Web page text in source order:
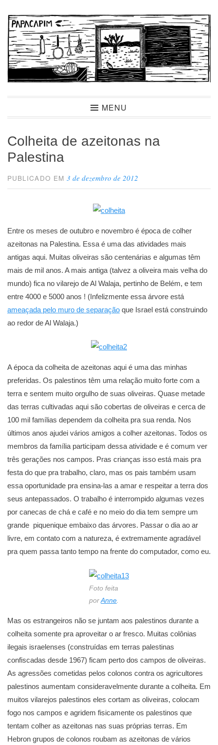
para
conteúdo
PapacapimMENU
Colheita de azeitonas na
Palestina
PUBLICADO EM3 de dezembro de 2012
Entre os meses de outubro e novembro é época de colher
azeitonas na Palestina. Essa é uma das atividades mais
antigas aqui. Muitas oliveiras são centenárias e algumas têm
mais de mil anos. A mais antiga (talvez a oliveira mais velha do
mundo) fica no vilarejo de Al Walaja, pertinho de Belém, e tem
entre 4000 e 5000 anos ! (Infelizmente essa árvore está
ameaçada pelo muro de separação que Israel está construindo
ao redor de Al Walaja.)
A época da colheita de azeitonas aqui é uma das minhas
preferidas. Os palestinos têm uma relação muito forte com a
terra e sentem muito orgulho de suas oliveiras. Quase metade
das terras cultivadas aqui são cobertas de oliveiras e cerca de
100 mil famílias dependem da colheita pra sua renda. Nos
últimos anos ajudei vários amigos a colher azeitonas. Todos os
membros da família participam dessa atividade e é comum ver
três gerações nos campos. Pras crianças isso está mais pra
festa do que pra trabalho, claro, mas os pais também usam
essa oportunidade pra ensina-las a amar e respeitar a terra dos
seus antepassados. O trabalho é interrompido algumas vezes
por canecas de chá e café e no meio do dia tem sempre um
grande piquenique embaixo das árvores. Passar o dia ao ar
livre, em contato com a natureza, é extremamente agradável
pra quem passa tanto tempo na frente do computador, como eu.
Foto feita
porAnne
Mas os estrangeiros não se juntam aos palestinos durante a
colheita somente pra aproveitar o ar fresco. Muitas colônias
ilegais israelenses (construídas em terras palestinas
confiscadas desde 1967) ficam perto dos campos de oliveiras.
As agressões cometidas pelos colonos contra os agricultores
palestinos aumentam consideravelmente durante a colheita. Em
muitos vilarejos palestinos eles cortam as oliveiras, colocam
fogo nos campos e agridem fisicamente os palestinos que
tentam colher as azeitonas nas suas próprias terras. Em
Hebron grupos de colonos roubam as azeitonas de vários